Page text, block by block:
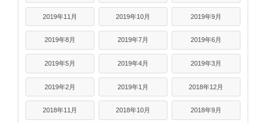
2019年11月 2019年10月 2019年9月
2019年8月 2019年7月 2019年6月
2019年5月 2019年4月 2019年3月
2019年2月 2019年1月 2018年12月
2018年11月 2018年10月 2018年9月